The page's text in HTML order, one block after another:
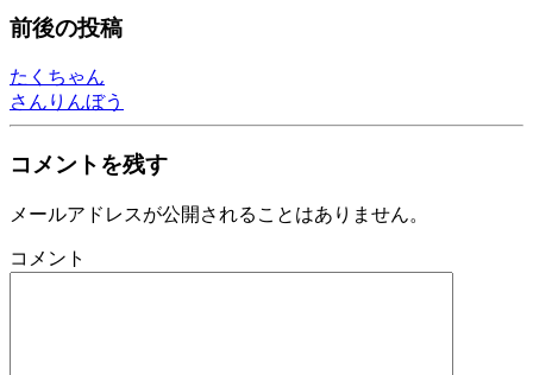
前後の投稿
たくちゃん
さんりんぼう
コメントを残す
メールアドレスが公開されることはありません。
コメント